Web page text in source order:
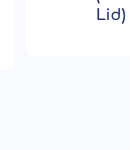
Lid)